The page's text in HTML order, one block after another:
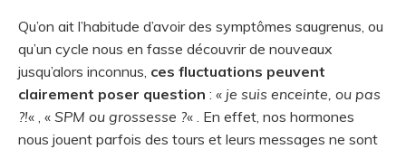
Qu’on ait l’habitude d’avoir des symptômes saugrenus, ou
qu’un cycle nous en fasse découvrir de nouveaux
jusqu’alors inconnus, ces fluctuations peuvent
clairement poser question : « je suis enceinte, ou pas
?!« , « SPM ou grossesse ?« . En effet, nos hormones
nous jouent parfois des tours et leurs messages ne sont